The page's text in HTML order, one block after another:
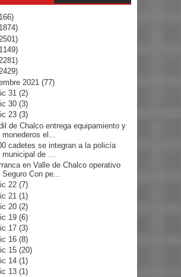
2021 (77)
31(2)
30(3)
23(3)
de Chalco entrega equipamiento y
monederos el...
cadetes se integran a la policía
municipal de ...
en Valle de Chalco operativo
Seguro Con pe...
22(7)
21(1)
20(2)
19(6)
17(3)
16(8)
15(20)
14(1)
13(1)